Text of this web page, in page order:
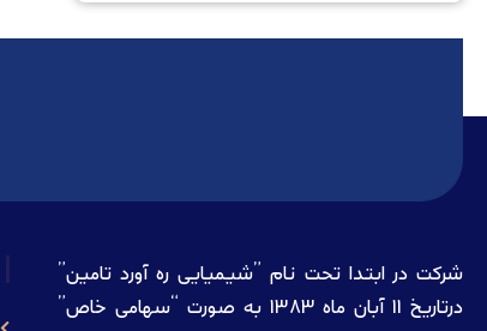
شرکت در ابتدا تحت نام ”شیمیایی ره آورد تامين”
درتاريخ 11 آبان ماه 1383 به صورت “سهامی خاص”